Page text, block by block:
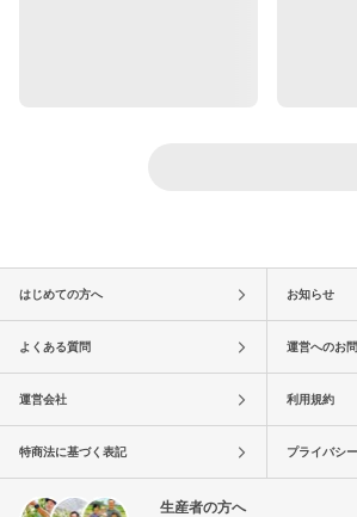
はじめての方へ お知らせ
よくある質問 運営へのお
運営会社 利用規約
特商法に基づく表記 プライバシ
生産者の方へ